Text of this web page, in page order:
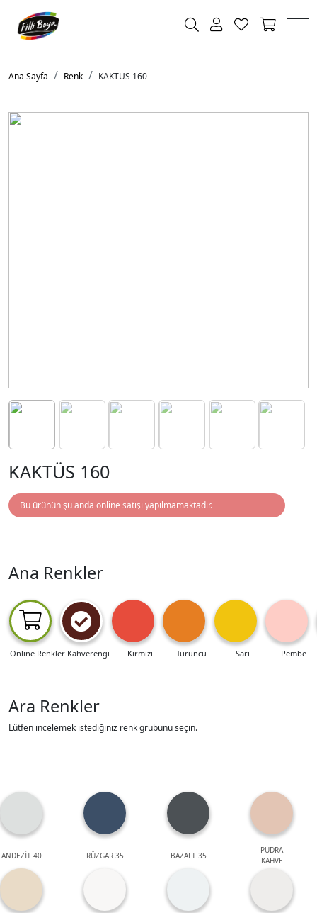
Ana Sayfa Renk KAKTÜS 160
KAKTÜS 160
Bu ürünün şu anda online satışı yapılmamaktadır.
Ana Renkler
Online Renkler Kahverengi Kırmızı Turuncu Sarı Pembe
Ara Renkler
Lütfen incelemek istediğiniz renk grubunu seçin.
ANDEZİT 40 RÜZGAR 35 BAZALT 35
PUDRA
KAHVE